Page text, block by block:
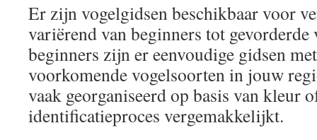
Er zijn vogelgidsen beschikbaar voor
variërend van beginners tot gevorderde
beginners zijn er eenvoudige gidsen
voorkomende vogelsoorten in jouw
vaak georganiseerd op basis van kleur
identificatieproces vergemakkelijkt.